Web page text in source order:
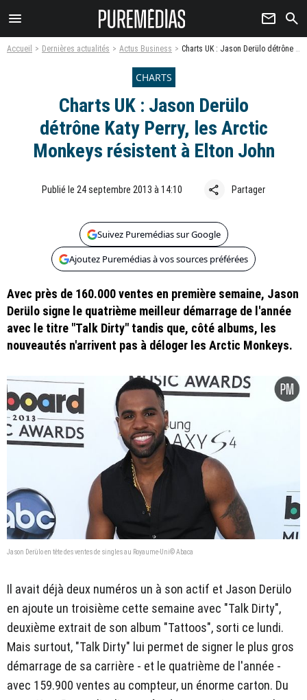
menu newsletter search
Accueil Dernières actualités Actus Business Charts UK : Jason Derülo détrône Katy Perry, les Arctic Monkeys résistent à Elton John
CHARTS
Charts UK : Jason Derülo
détrône Katy Perry, les Arctic
Monkeys résistent à Elton John
Publié le 24 septembre 2013 à 14:10 share Partager
Suivez Puremédias sur Google
Ajoutez Puremédias à vos sources préférées
Avec près de 160.000 ventes en première semaine, Jason
Derülo signe le quatrième meilleur démarrage de l'année
avec le titre "Talk Dirty" tandis que, côté albums, les
nouveautés n'arrivent pas à déloger les Arctic Monkeys.
Jason Derülo en tête des ventes de singles au Royaume-Uni© Abaca
Il avait déjà deux numéros un à son actif et Jason Derülo
en ajoute un troisième cette semaine avec "Talk Dirty",
deuxième extrait de son album "Tattoos", sorti ce lundi.
Mais surtout, "Talk Dirty" lui permet de signer le plus gros
démarrage de sa carrière - et le quatrième de l'année -
avec 159.900 ventes au compteur, un énorme carton. Du